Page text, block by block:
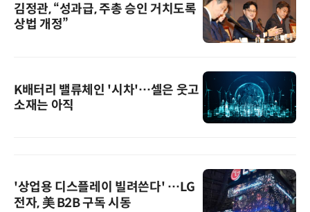
김정관, “성과급, 주총 승인 거치도록
상법 개정”
K배터리 밸류체인 '시차'…셀은 웃고
소재는 아직
'상업용 디스플레이 빌려쓴다' …LG
전자, 美 B2B 구독 시동